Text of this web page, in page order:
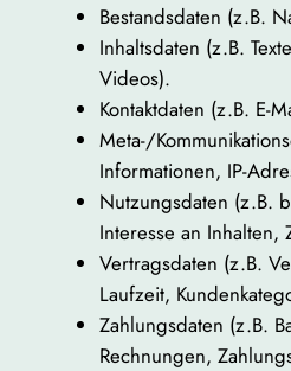
Bestandsdaten (z.B.
Inhaltsdaten (z.B.
Videos).
Kontaktdaten (z.B. E-
Meta-/
Informationen, IP-
Nutzungsdaten (z.B.
Interesse an Inhalten,
Vertragsdaten (z.B.
Laufzeit,
Zahlungsdaten (z.B.
Rechnungen,